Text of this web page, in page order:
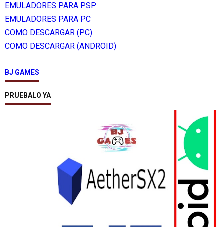
EMULADORES PARA PSP
EMULADORES PARA PC
COMO DESCARGAR (PC)
COMO DESCARGAR (ANDROID)
BJ GAMES
PRUEBALO YA